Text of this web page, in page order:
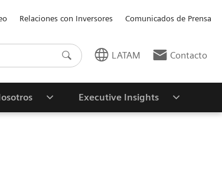
Relaciones con Inversores Comunicados de Prensa
LATAM Contacto
Executive Insights